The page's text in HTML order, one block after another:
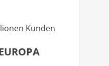
Kunden